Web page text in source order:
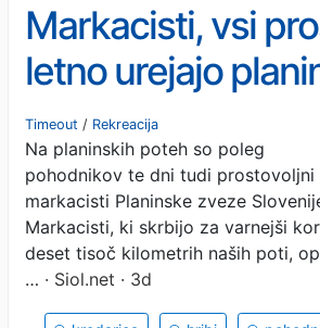
Markacisti, vsi
letno urejajo
kar 40 tisoč ur
Timeout / Rekreacija
Na planinskih poteh so poleg
pohodnikov te dni tudi prostovoljni
markacisti Planinske zveze
Markacisti, ki skrbijo za varnejši
deset tisoč kilometrih naših poti,
… · Siol.net · 3d